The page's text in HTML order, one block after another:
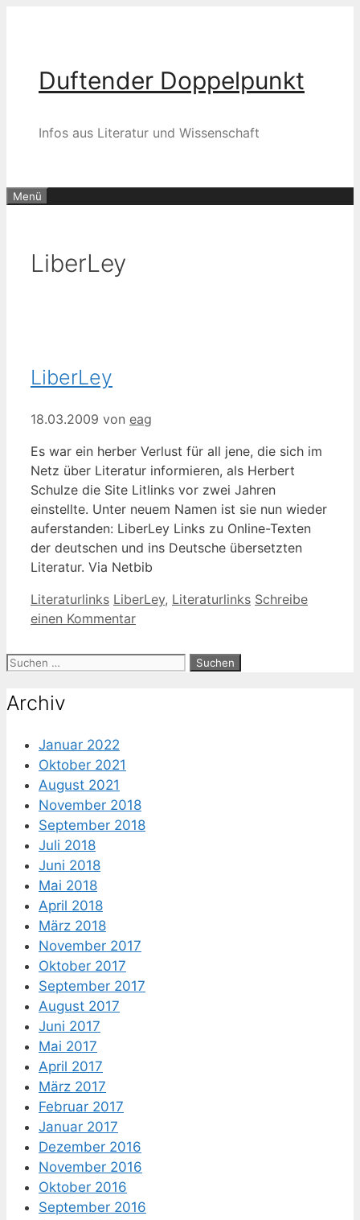
Duftender Doppelpunkt
Infos aus Literatur und Wissenschaft
Menü
LiberLey
LiberLey
18.03.2009 von eag
Es war ein herber Verlust für all jene, die sich im
Netz über Literatur informieren, als Herbert
Schulze die Site Litlinks vor zwei Jahren
einstellte. Unter neuem Namen ist sie nun wieder
auferstanden: LiberLey Links zu Online-Texten
der deutschen und ins Deutsche übersetzten
Literatur. Via Netbib
Kategorien
Literaturlinks Schlagwörter
LiberLey, Literaturlinks Schreibe
einen Kommentar
Suche
Archiv
Januar 2022
Oktober 2021
August 2021
November 2018
September 2018
Juli 2018
Juni 2018
Mai 2018
April 2018
März 2018
November 2017
Oktober 2017
September 2017
August 2017
Juni 2017
Mai 2017
April 2017
März 2017
Februar 2017
Januar 2017
Dezember 2016
November 2016
Oktober 2016
September 2016